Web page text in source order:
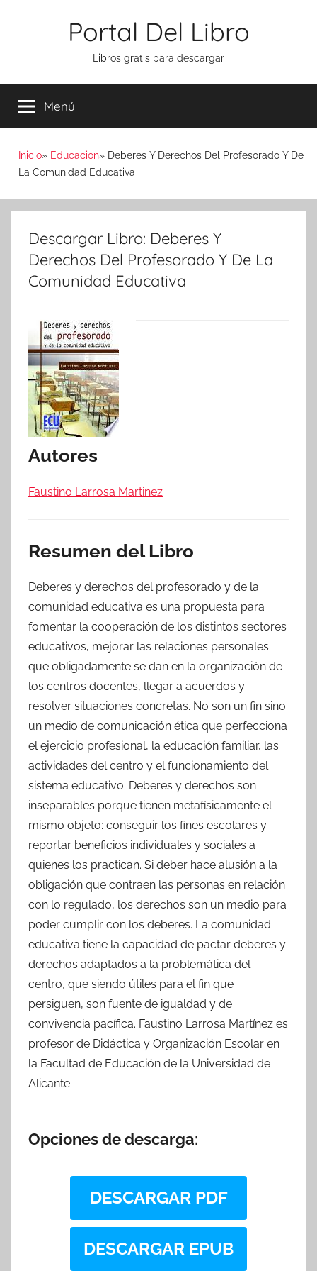
Portal Del Libro
Libros gratis para descargar
Menú
Inicio Educacion
Deberes Y Derechos Del Profesorado Y De
La Comunidad Educativa
Descargar Libro: Deberes Y
Derechos Del Profesorado Y De La
Comunidad Educativa
Autores
Faustino Larrosa Martinez
Resumen del Libro
Deberes y derechos del profesorado y de la
comunidad educativa es una propuesta para
fomentar la cooperación de los distintos sectores
educativos, mejorar las relaciones personales
que obligadamente se dan en la organización de
los centros docentes, llegar a acuerdos y
resolver situaciones concretas. No son un fin sino
un medio de comunicación ética que perfecciona
el ejercicio profesional, la educación familiar, las
actividades del centro y el funcionamiento del
sistema educativo. Deberes y derechos son
inseparables porque tienen metafísicamente el
mismo objeto: conseguir los fines escolares y
reportar beneficios individuales y sociales a
quienes los practican. Si deber hace alusión a la
obligación que contraen las personas en relación
con lo regulado, los derechos son un medio para
poder cumplir con los deberes. La comunidad
educativa tiene la capacidad de pactar deberes y
derechos adaptados a la problemática del
centro, que siendo útiles para el fin que
persiguen, son fuente de igualdad y de
convivencia pacífica. Faustino Larrosa Martínez es
profesor de Didáctica y Organización Escolar en
la Facultad de Educación de la Universidad de
Alicante.
Opciones de descarga:
DESCARGAR PDF
DESCARGAR EPUB